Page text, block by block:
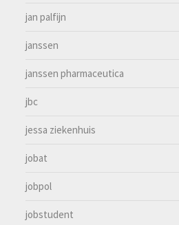
jan palfijn
janssen
janssen pharmaceutica
jbc
jessa ziekenhuis
jobat
jobpol
jobstudent